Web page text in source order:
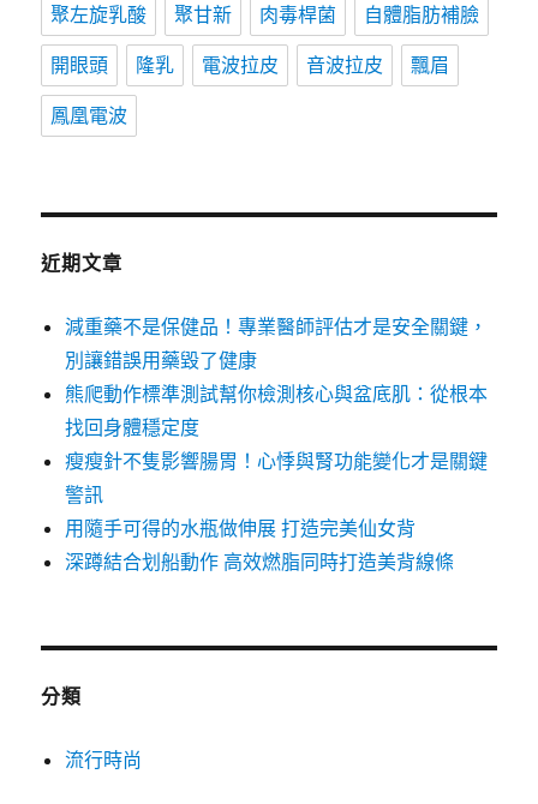
聚左旋乳酸 聚甘新 肉毒桿菌 自體脂肪補臉
開眼頭 隆乳 電波拉皮 音波拉皮 飄眉
鳳凰電波
近期文章
減重藥不是保健品！專業醫師評估才是安全關鍵，
別讓錯誤用藥毀了健康
熊爬動作標準測試幫你檢測核心與盆底肌：從根本
找回身體穩定度
瘦瘦針不隻影響腸胃！心悸與腎功能變化才是關鍵
警訊
用隨手可得的水瓶做伸展 打造完美仙女背
深蹲結合划船動作 高效燃脂同時打造美背線條
分類
流行時尚